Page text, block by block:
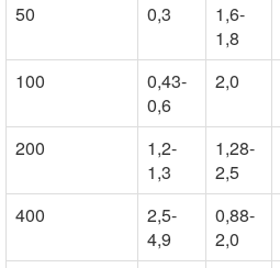
50
0,3
1,6-
1,8
100
0,43-
0,6
2,0
200
1,2-
1,3
1,28-
2,5
400
2,5-
4,9
0,88-
2,0